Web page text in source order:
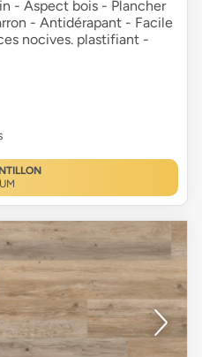
- Aspect bois - Plancher
- Antidérapant - Facile
nocives. plastifiant -